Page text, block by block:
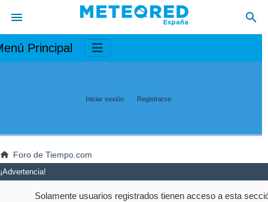
Principal
Iniciar sesión Registrarse
Foro de Tiempo.com
¡Advertencia!
Solamente usuarios registrados tienen acceso a esta